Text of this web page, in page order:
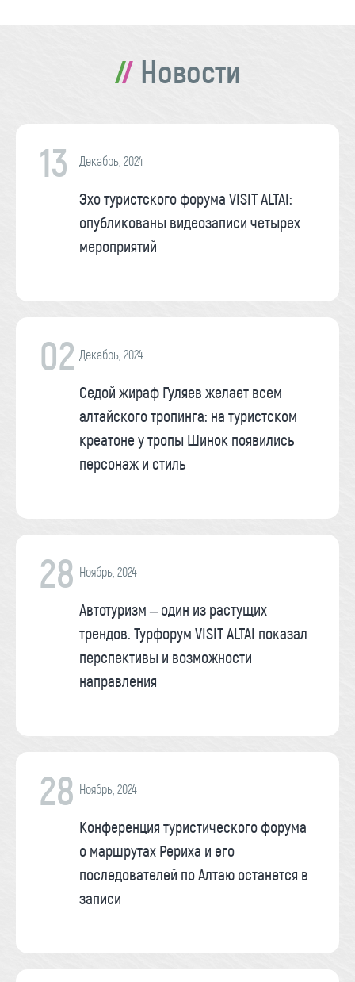
Новости
13 Декабрь, 2024
Эхо туристского форума VISIT ALTAI:
опубликованы видеозаписи четырех
мероприятий
02 Декабрь, 2024
Седой жираф Гуляев желает всем
алтайского тропинга: на туристском
креатоне у тропы Шинок появились
персонаж и стиль
28 Ноябрь, 2024
Автотуризм – один из растущих
трендов. Турфорум VISIT ALTAI показал
перспективы и возможности
направления
28 Ноябрь, 2024
Конференция туристического форума
о маршрутах Рериха и его
последователей по Алтаю останется в
записи